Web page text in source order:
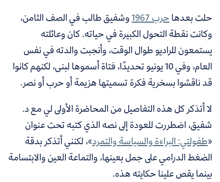
حلت بعدهاحرب 1967
وشفيق طالب في الصف الثامن،
وكانت نقطة التحول الكبيرة في حياته. كان وعائلته
يستمعون للراديو طوال الوقت، وأنجبت والدته في نفس
العام، وفي 10 يونيو تحديدًا، فتاة أسموها لبنى، لكنهم كانوا
قد ناقشوا بسخرية فكرة تسميتها هزيمة أو حرب أو نصر.
لا أتذكر كل هذه التفاصيل من المحاضرة الأولى لي مع د.
شفيق، اضطررت للعودة إلى نصه الذي كتبه تحت عنوان
«طفولتي: البراءة والسياسة والتمرد»، لكنني أتذكر بدقة
الضغط الدرامي على جمل بعينها، والتماعة العين والابتسامة
بينما يقص علينا حكايته هذه.